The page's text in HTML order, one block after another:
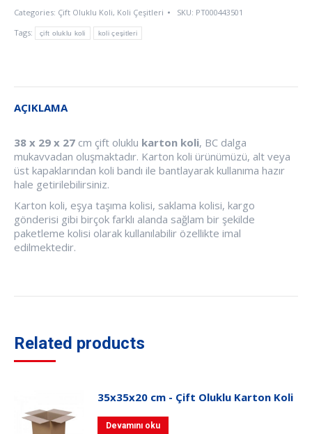
Categories: Çift Oluklu Koli, Koli Çeşitleri SKU: PT000443501
Tags:
çift oluklu koli koli çeşitleri
AÇIKLAMA
38 x 29 x 27 cm çift oluklu karton koli, BC dalga
mukavvadan oluşmaktadır. Karton koli ürünümüzü, alt veya
üst kapaklarından koli bandı ile bantlayarak kullanıma hazır
hale getirilebilirsiniz.
Karton koli, eşya taşıma kolisi, saklama kolisi, kargo
gönderisi gibi birçok farklı alanda sağlam bir şekilde
paketleme kolisi olarak kullanılabilir özellikte imal
edilmektedir.
Related products
35x35x20 cm - Çift Oluklu Karton Koli
Devamını oku